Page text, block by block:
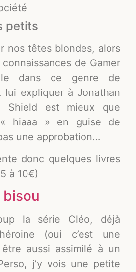
petits​
nos têtes blondes, alors
de Gamer
dans ce genre de
lui expliquer à Jonathan
Shield est mieux que
hiaaa » en guise de
une approbation…
donc quelques livres
à 10€)
bisou
la série Cléo, déjà
(oui c’est une
aussi assimilé à un
j’y vois une petite